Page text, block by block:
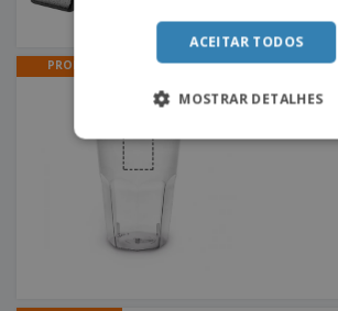
PROMO
ACEITAR TODOS
MOSTRAR DETALHES